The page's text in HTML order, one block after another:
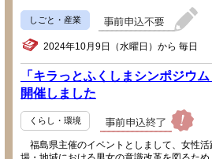
しごと・産業
2024年10月9日（水曜日）から 毎日
「キラっとふくしまシンポジウ
開催しました
くらし・環境
福島県主催のイベントとしまして、女性